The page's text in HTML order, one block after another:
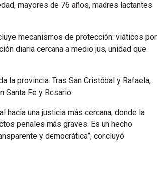
mayores de 76 años, madres lactantes
mecanismos de protección: viáticos por
diaria cercana a medio jus, unidad que
la provincia. Tras San Cristóbal y Rafaela,
Santa Fe y Rosario.
hacia una justicia más cercana, donde la
penales más graves. Es un hecho
y democrática”, concluyó